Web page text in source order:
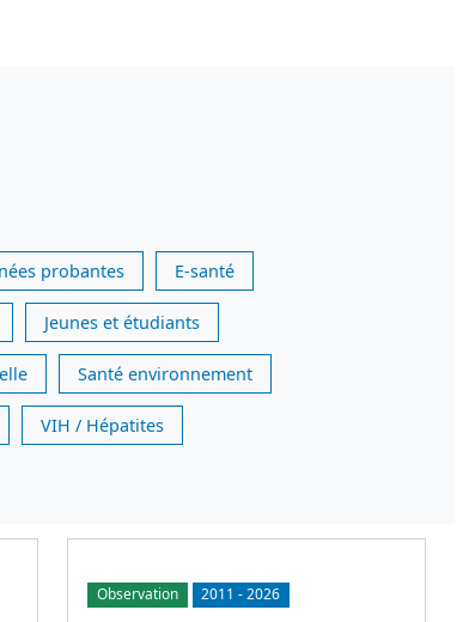
probantes E-santé
Jeunes et étudiants
Santé environnement
VIH / Hépatites
Observation 2011 -2026